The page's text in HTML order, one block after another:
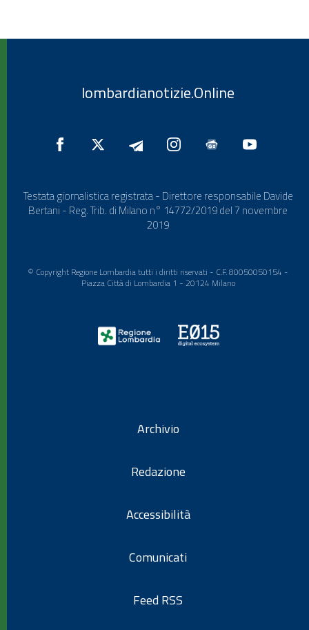
lombardianotizie.Online
Testata giornalistica registrata - Direttore responsabile Davide
Bertani - Reg. Trib. di Milano n° 14772/2019 del 7 novembre
2019
© Copyright Regione Lombardia tutti i diritti riservati - C.F. 80050050154 -
Piazza Città di Lombardia 1 - 20124 Milano
Archivio
Redazione
Accessibilità
Comunicati
Feed RSS